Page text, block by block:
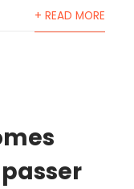
+ READ MORE